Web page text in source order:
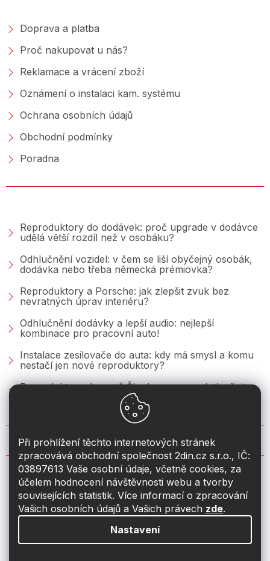
Při prohlížení těchto internetových stránek
zpracovává obchodní společnost 2din.cz s.r.o., IČ:
03897613 Vaše osobní údaje, včetně cookies, za
účelem hodnocení návštěvnosti webu a tvorby
souvisejících statistik. Více informací o zpracování
Vašich osobních údajů a Vašich právech zde.
Nastavení
Doprava a platba
Proč nakupovat u nás?
Reklamace a vrácení zboží
Oznámení o instalaci kam. systému
Ochrana osobních údajů
Obchodní podmínky
Poradna
Reproduktory do dodávek: proč upgrade v dodávce
udělá větší rozdíl než v osobáku?
Odhlučnění vozidel: v čem se liší obyčejný osobák,
dodávka nebo třeba německá prémiovka?
Reproduktory a Porsche: jak zlepšit zvuk bez
nevratných úprav interiéru?
Odhlučnění dodávky a lepší audio: nejlepší
kombinace pro pracovní auto!
Instalace zesilovače do auta: kdy má smysl a komu
nestačí jen nové reproduktory?
Reproduktory do vozů Škoda: co se vyplatí měnit u
Fabie, Octavie a Superbu?
KONTAKT
info@2din.cz
774 19 55 33